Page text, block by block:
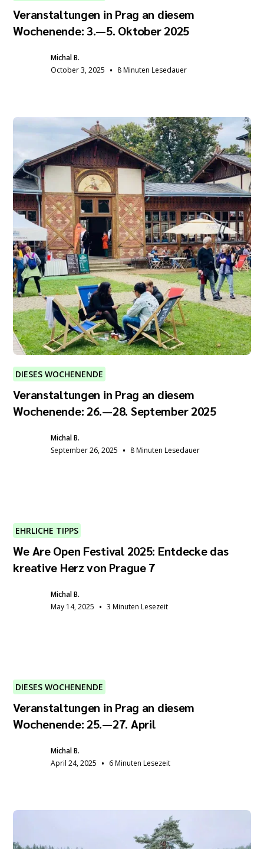
Veranstaltungen in Prag an diesem
Wochenende: 3.—5. Oktober 2025
Michal B.
October 3, 2025 • 8 Minuten Lesedauer
DIESES WOCHENENDE
Veranstaltungen in Prag an diesem
Wochenende: 26.—28. September 2025
Michal B.
September 26, 2025 • 8 Minuten Lesedauer
EHRLICHE TIPPS
We Are Open Festival 2025: Entdecke das
kreative Herz von Prague 7
Michal B.
May 14, 2025 • 3 Minuten Lesezeit
DIESES WOCHENENDE
Veranstaltungen in Prag an diesem
Wochenende: 25.—27. April
Michal B.
April 24, 2025 • 6 Minuten Lesezeit